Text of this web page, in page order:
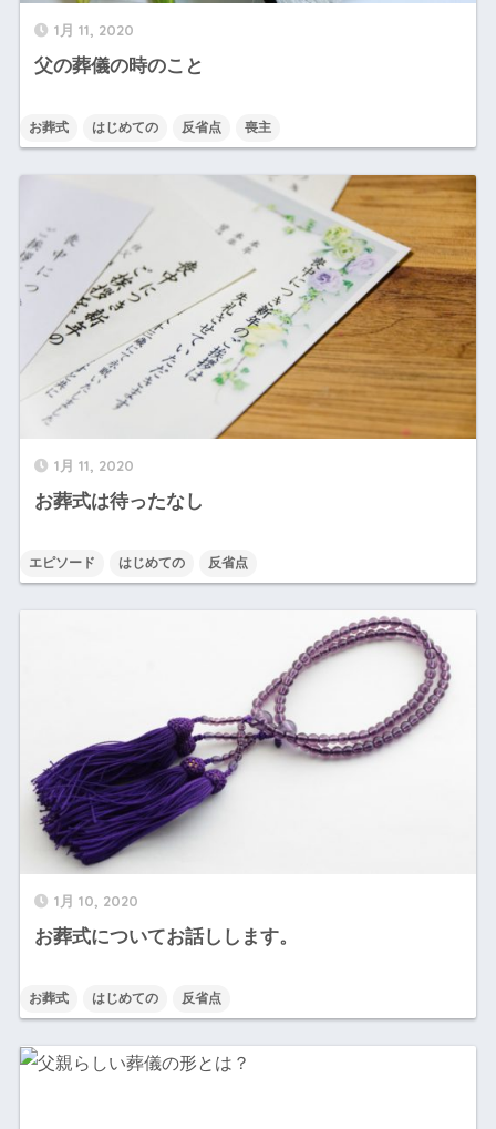
1月 11, 2020
父の葬儀の時のこと
お葬式 はじめての 反省点 喪主
1月 11, 2020
お葬式は待ったなし
エピソード はじめての 反省点
1月 10, 2020
お葬式についてお話しします。
お葬式 はじめての 反省点